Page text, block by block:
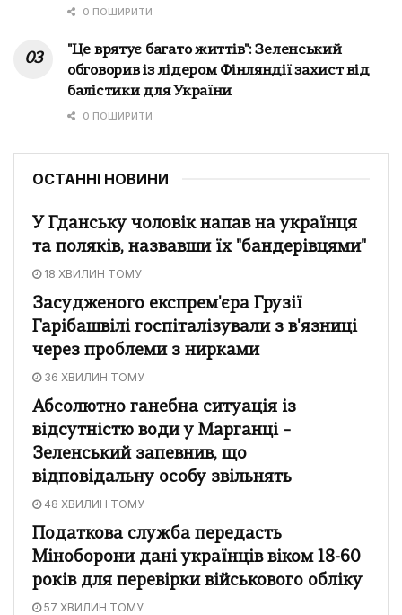
0 ПОШИРИТИ
"Це врятує багато життів": Зеленський
обговорив із лідером Фінляндії захист від
балістики для України
0 ПОШИРИТИ
ОСТАННІ НОВИНИ
У Гданську чоловік напав на українця
та поляків, назвавши їх "бандерівцями"
18 ХВИЛИН ТОМУ
Засудженого експрем'єра Грузії
Гарібашвілі госпіталізували з в'язниці
через проблеми з нирками
36 ХВИЛИН ТОМУ
Абсолютно ганебна ситуація із
відсутністю води у Марганці –
Зеленський запевнив, що
відповідальну особу звільнять
48 ХВИЛИН ТОМУ
Податкова служба передасть
Міноборони дані українців віком 18-60
років для перевірки військового обліку
57 ХВИЛИН ТОМУ